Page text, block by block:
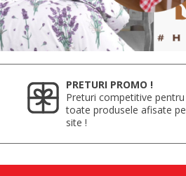
PRETURI PROMO !
Preturi competitive pentru
toate produsele afisate pe
site !